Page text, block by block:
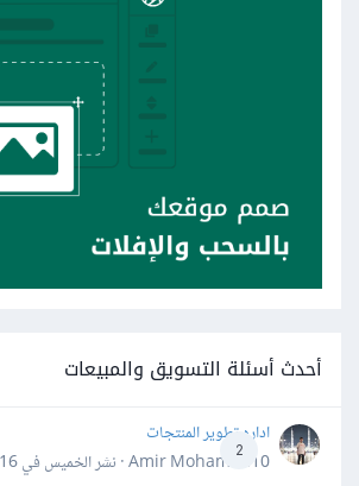
أحدث أسئلة التسويق والمبيعات
2
اداره تطوير المنتجات
Amir Mohamed10 · نشر
الخميس في 05:16